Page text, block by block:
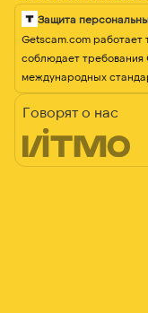
Защита
Getscam.com работает
соблюдает требования
международных
Говорят о нас